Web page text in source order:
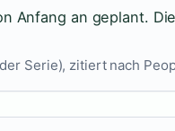
Anfang an geplant.
Serie), zitiert nach